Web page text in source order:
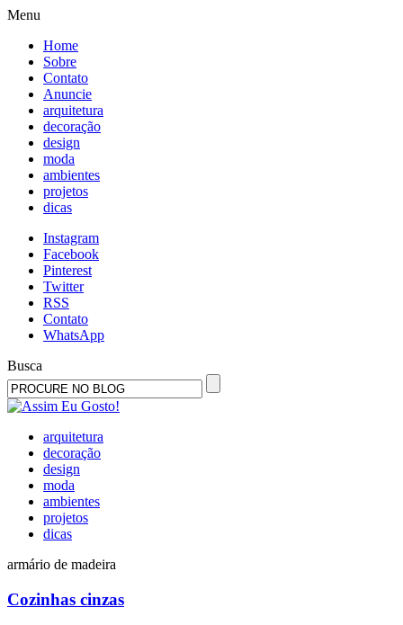
Menu
Home
Sobre
Contato
Anuncie
arquitetura
decoração
design
moda
ambientes
projetos
dicas
Instagram
Facebook
Pinterest
Twitter
RSS
Contato
WhatsApp
Busca
arquitetura
decoração
design
moda
ambientes
projetos
dicas
armário de madeira
Cozinhas cinzas